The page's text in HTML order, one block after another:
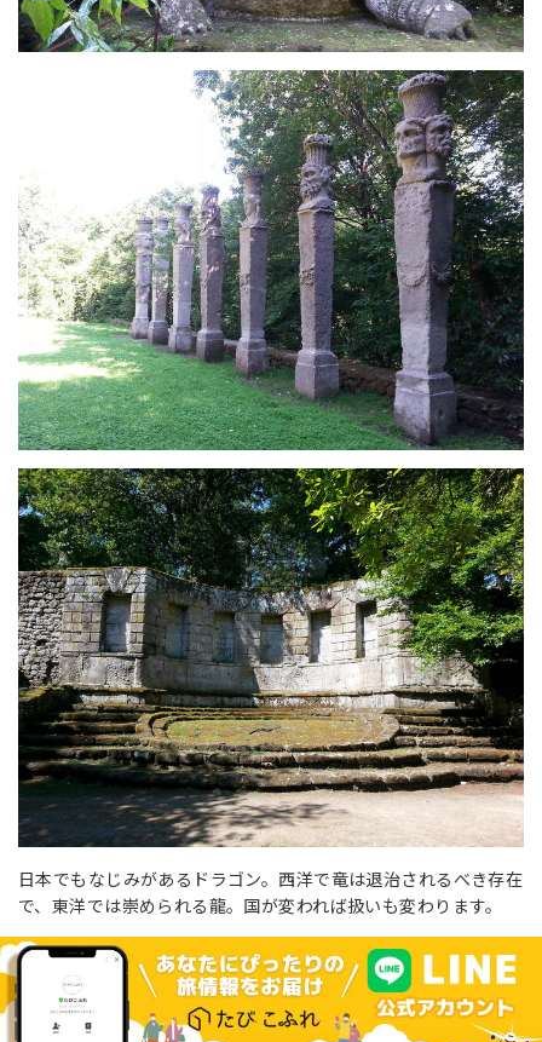
日本でもなじみがあるドラゴン。西洋で竜は退治されるべき存在
で、東洋では崇められる龍。国が変われば扱いも変わります。